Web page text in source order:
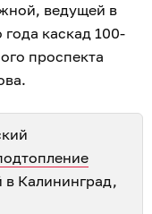
ведущей в
каскад 100-
проспекта
в Калининград,